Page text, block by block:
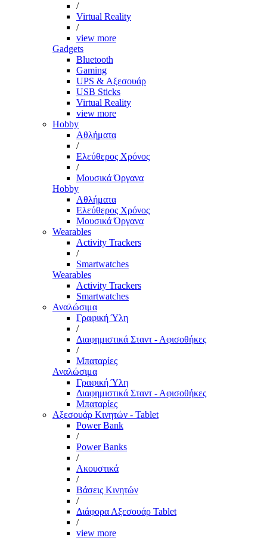
/
Virtual Reality
/
view more
Gadgets
Bluetooth
Gaming
UPS & Αξεσουάρ
USB Sticks
Virtual Reality
view more
Hobby
Αθλήματα
/
Ελεύθερος Χρόνος
/
Μουσικά Όργανα
Hobby
Αθλήματα
Ελεύθερος Χρόνος
Μουσικά Όργανα
Wearables
Activity Trackers
/
Smartwatches
Wearables
Activity Trackers
Smartwatches
Αναλώσιμα
Γραφική Ύλη
/
Διαφημιστικά Σταντ - Αφισοθήκες
/
Μπαταρίες
Αναλώσιμα
Γραφική Ύλη
Διαφημιστικά Σταντ - Αφισοθήκες
Μπαταρίες
Αξεσουάρ Κινητών - Tablet
Power Bank
/
Power Banks
/
Ακουστικά
/
Βάσεις Κινητών
/
Διάφορα Αξεσουάρ Tablet
/
view more